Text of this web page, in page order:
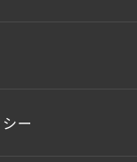
ー